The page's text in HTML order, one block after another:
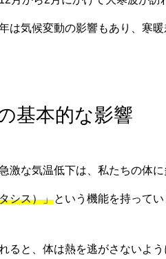
は気候変動の影響もあり、寒
基本的な影響
激な気温低下は、私たちの体
シス）」という機能を持って
ると、体は熱を逃がさないよう